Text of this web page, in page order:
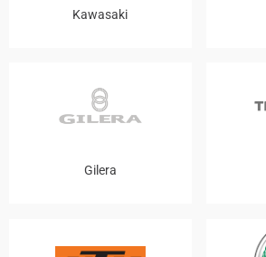
Kawasaki
Gilera